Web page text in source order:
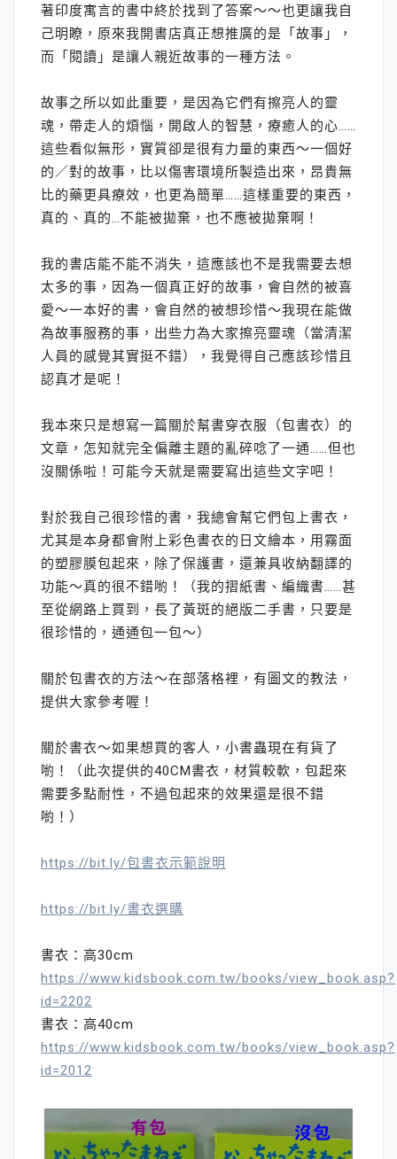
著印度寓言的書中終於找到了答案～～也更讓我自
己明瞭，原來我開書店真正想推廣的是「故事」，
而「閱讀」是讓人親近故事的一種方法。
故事之所以如此重要，是因為它們有擦亮人的靈
魂，帶走人的煩惱，開啟人的智慧，療癒人的心……
這些看似無形，實質卻是很有力量的東西～一個好
的／對的故事，比以傷害環境所製造出來，昂貴無
比的藥更具療效，也更為簡單……這樣重要的東西，
真的、真的…不能被拋棄，也不應被拋棄啊！
我的書店能不能不消失，這應該也不是我需要去想
太多的事，因為一個真正好的故事，會自然的被喜
愛～一本好的書，會自然的被想珍惜～我現在能做
為故事服務的事，出些力為大家擦亮靈魂（當清潔
人員的感覺其實挺不錯），我覺得自己應該珍惜且
認真才是呢！
我本來只是想寫一篇關於幫書穿衣服（包書衣）的
文章，怎知就完全偏離主題的亂碎唸了一通……但也
沒關係啦！可能今天就是需要寫出這些文字吧！
對於我自己很珍惜的書，我總會幫它們包上書衣，
尤其是本身都會附上彩色書衣的日文繪本，用霧面
的塑膠膜包起來，除了保護書，還兼具收納翻譯的
功能～真的很不錯喲！（我的摺紙書、編織書……甚
至從網路上買到，長了黃斑的絕版二手書，只要是
很珍惜的，通通包一包～）
關於包書衣的方法～在部落格裡，有圖文的教法，
提供大家參考喔！
關於書衣～如果想買的客人，小書蟲現在有貨了
喲！（此次提供的40CM書衣，材質較軟，包起來
需要多點耐性，不過包起來的效果還是很不錯
喲！）
https://bit.ly/包書衣示範說明
https://bit.ly/書衣選購
書衣：高30cm
https://www.kidsbook.com.tw/books/view_book.asp?
id=2202
書衣：高40cm
https://www.kidsbook.com.tw/books/view_book.asp?
id=2012